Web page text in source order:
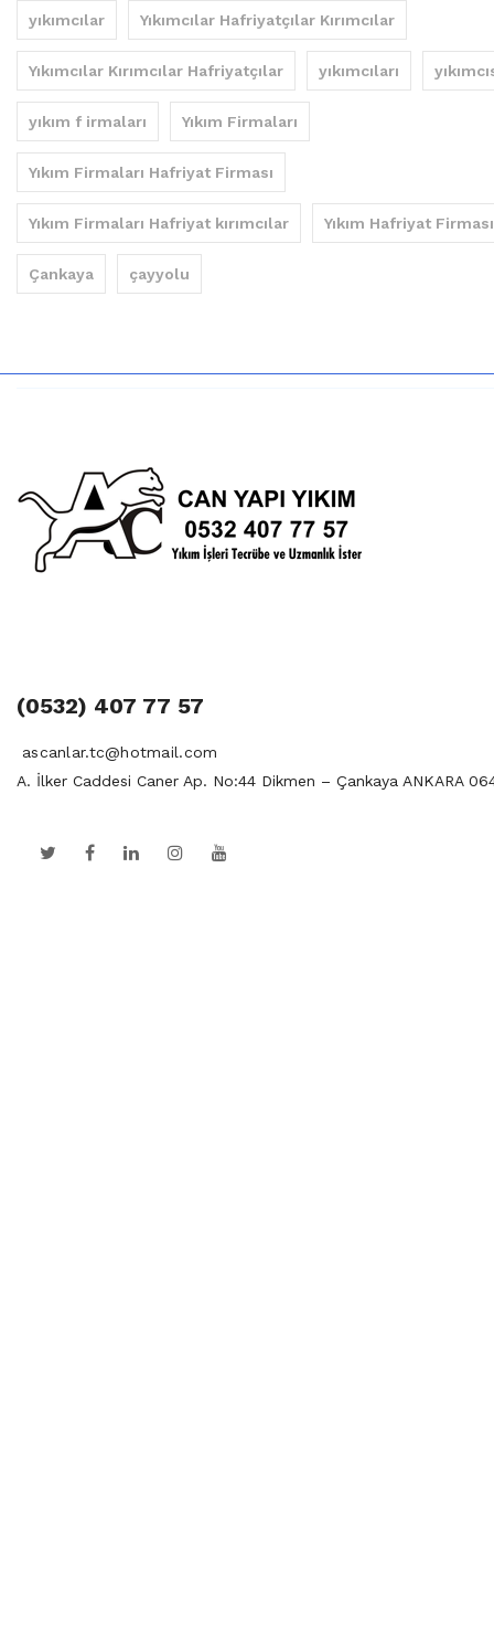
yıkımcılar Yıkımcılar Hafriyatçılar Kırımcılar
Yıkımcılar Kırımcılar Hafriyatçılar yıkımcıları
yıkım f irmaları Yıkım Firmaları
Yıkım Firmaları Hafriyat Firması
Yıkım Firmaları Hafriyat kırımcılar Yıkım Hafriyat Firması
Çankaya çayyolu
(0532) 407 77 57
ascanlar.tc@hotmail.com
A. İlker Caddesi Caner Ap. No:44 Dikmen – Çankaya ANKARA